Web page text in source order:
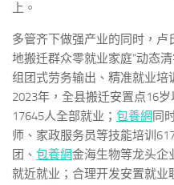
上。
多管齐下做强产业的同时，卢
地搬迁群众零就业家庭“动态
组团式劳务输出、精准就业培
2023年，全县搬迁安置点16
17645人全部就业； 包養網 同
师、家政服务员等技能培训
团、 包養網金海生物等龙头企
就近就业；合理开发安置就